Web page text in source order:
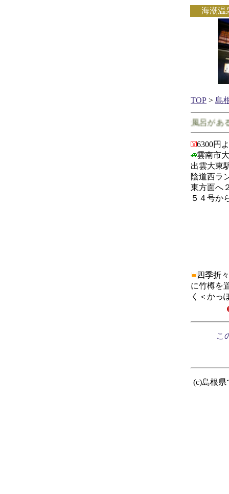
海潮
TOP > 島
島根県で客室に露天風呂があ
6300円
雲南市
出雲大東
陰道西ラ
東方面へ
５４号か
四季折
に竹樽を
く＜かっ
こ
(c)島根